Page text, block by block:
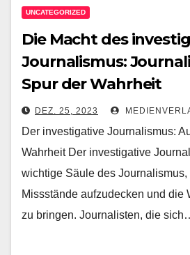
UNCATEGORIZED
Die Macht des
Journalismus:
Spur der Wahrheit
DEZ. 25, 2023
Der investigative Journalismus:
Wahrheit Der investigative
wichtige Säule des Journalismus,
Missstände aufzudecken und die
zu bringen. Journalisten, die